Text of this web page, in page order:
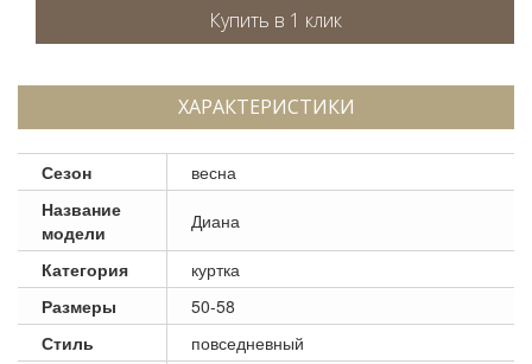
ХАРАКТЕРИСТИКИ
Сезон
весна
Название
модели
Диана
Категория
куртка
Размеры
50-58
Стиль
повседневный